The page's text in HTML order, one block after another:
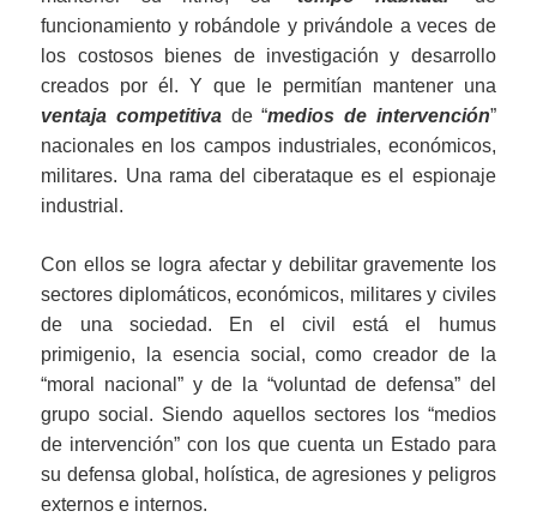
funcionamiento y robándole y privándole a veces de
los costosos bienes de investigación y desarrollo
creados por él. Y que le permitían mantener una
ventaja competitiva de “medios de intervención”
nacionales en los campos industriales, económicos,
militares. Una rama del ciberataque es el espionaje
industrial.
Con ellos se logra afectar y debilitar gravemente los
sectores diplomáticos, económicos, militares y civiles
de una sociedad. En el civil está el humus
primigenio, la esencia social, como creador de la
“moral nacional” y de la “voluntad de defensa” del
grupo social. Siendo aquellos sectores los “medios
de intervención” con los que cuenta un Estado para
su defensa global, holística, de agresiones y peligros
externos e internos.